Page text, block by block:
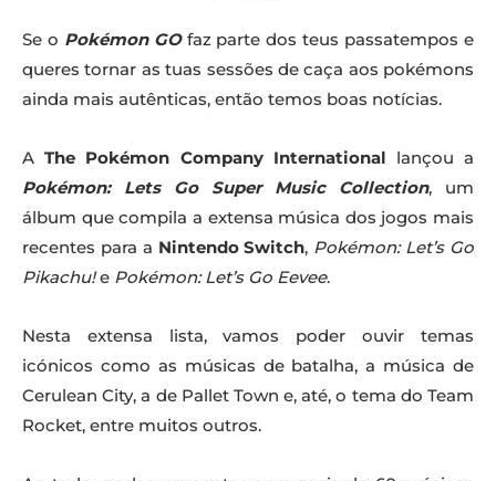
Se o Pokémon GOfaz parte dos teus passatempos e
queres tornar as tuas sessões de caça aos pokémons
ainda mais autênticas, então temos boas notícias.
AThe Pokémon Company International lançou a
Pokémon: Lets Go Super Music Collection, um
álbum que compila a extensa música dos jogos mais
recentes para a Nintendo Switch, Pokémon: Let’s Go
Pikachu!e Pokémon: Let’s Go Eevee.
Nesta extensa lista, vamos poder ouvir temas
icónicos como as músicas de batalha, a música de
Cerulean City, a de Pallet Town e, até, o tema do Team
Rocket, entre muitos outros.